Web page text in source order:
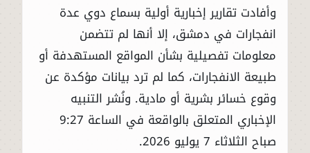
وأفادت تقارير إخبارية أولية بسماع دوي عدة
انفجارات في دمشق، إلا أنها لم تتضمن
معلومات تفصيلية بشأن المواقع المستهدفة أو
طبيعة الانفجارات، كما لم ترد بيانات مؤكدة عن
وقوع خسائر بشرية أو مادية. ونُشر التنبيه
الإخباري المتعلق بالواقعة في الساعة 9:27
صباح الثلاثاء 7 يوليو 2026.